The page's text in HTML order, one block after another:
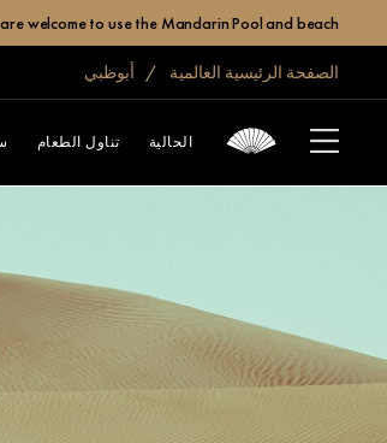
welcome to use the Mandarin Pool and beach.
الصفحة الرئيسية العالمية أبوظبي
الحالية تناول الطعام